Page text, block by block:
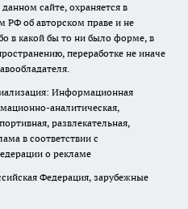
сайте, охраняется в
РФ об авторском праве и не
в какой бы то ни было форме, в
переработке не иначе
Информационная
аналитическая,
развлекательная,
в соответствии с
о рекламе
Федерация, зарубежные